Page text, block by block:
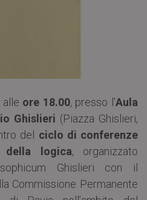
alle ore 18.00, presso l’Aula
Ghislieri (Piazza Ghislieri,
del ciclo di conferenze
logica, organizzato
Ghislieri con il
Commissione Permanente